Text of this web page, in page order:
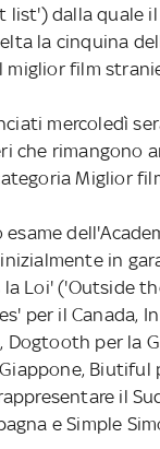
dalla quale il
la cinquina
miglior film
mercoledì
che rimangono
Miglior
in
Loi' ('Outside
per il Canada,
Dogtooth per la
Biutiful
il
e Simple